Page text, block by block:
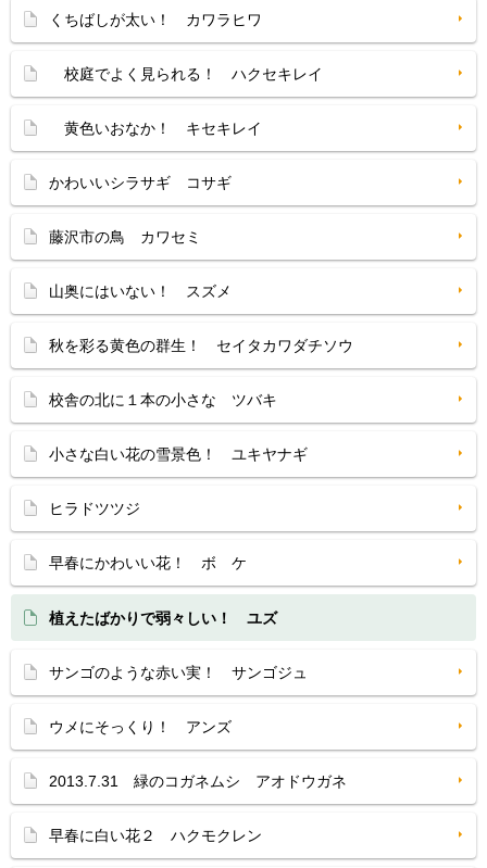
くちばしが太い！ カワラヒワ
校庭でよく見られる！ ハクセキレイ
黄色いおなか！ キセキレイ
かわいいシラサギ コサギ
藤沢市の鳥 カワセミ
山奥にはいない！ スズメ
秋を彩る黄色の群生！ セイタカワダチソウ
校舎の北に１本の小さな ツバキ
小さな白い花の雪景色！ ユキヤナギ
ヒラドツツジ
早春にかわいい花！ ボ ケ
植えたばかりで弱々しい！ ユズ
サンゴのような赤い実！ サンゴジュ
ウメにそっくり！ アンズ
2013.7.31 緑のコガネムシ アオドウガネ
早春に白い花２ ハクモクレン